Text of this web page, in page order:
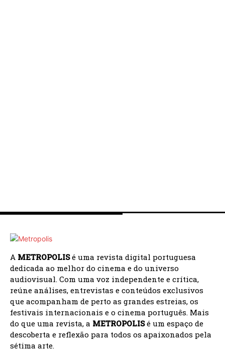
A METROPOLISé uma revista digital portuguesa
dedicada ao melhor do cinema e do universo
audiovisual. Com uma voz independente e crítica,
reúne análises, entrevistas e conteúdos exclusivos
que acompanham de perto as grandes estreias, os
festivais internacionais e o cinema português. Mais
do que uma revista, a METROPOLISé um espaço de
descoberta e reflexão para todos os apaixonados pela
sétima arte.